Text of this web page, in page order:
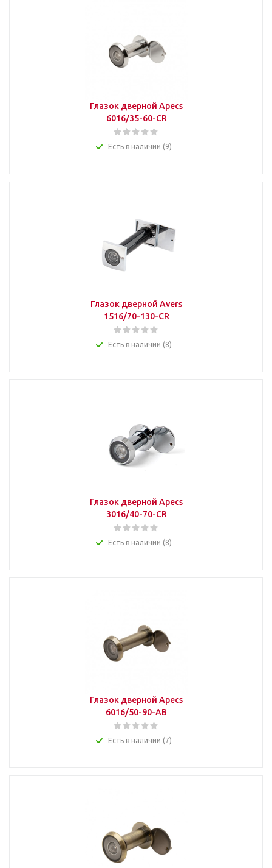
Глазок дверной Apecs
6016/35-60-CR
Есть в наличии (9)
Глазок дверной Avers
1516/70-130-CR
Есть в наличии (8)
Глазок дверной Apecs
3016/40-70-CR
Есть в наличии (8)
Глазок дверной Apecs
6016/50-90-AB
Есть в наличии (7)